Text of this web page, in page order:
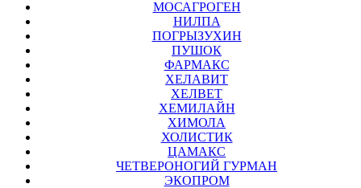
МОСАГРОГЕН
НИЛПА
ПОГРЫЗУХИН
ПУШОК
ФАРМАКС
ХЕЛАВИТ
ХЕЛВЕТ
ХЕМИЛАЙН
ХИМОЛА
ХОЛИСТИК
ЦАМАКС
ЧЕТВЕРОНОГИЙ ГУРМАН
ЭКОПРОМ